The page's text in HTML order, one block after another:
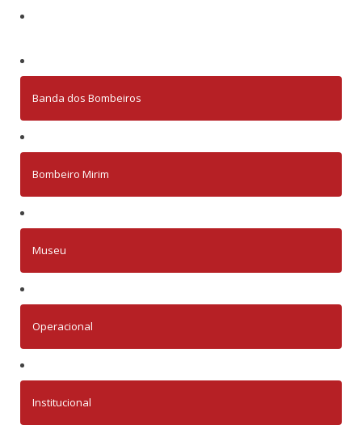
Banda dos Bombeiros
Bombeiro Mirim
Museu
Operacional
Institucional